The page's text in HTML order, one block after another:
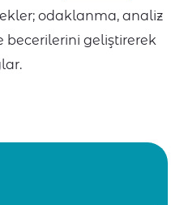
odaklanma, analiz
becerilerini geliştirerek